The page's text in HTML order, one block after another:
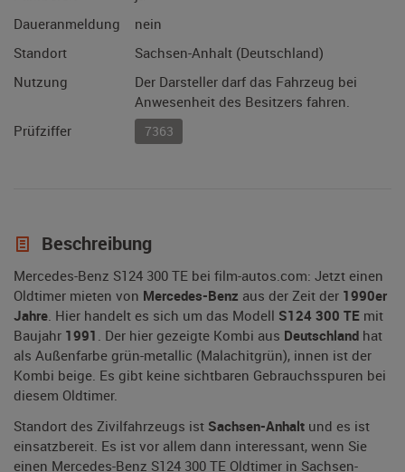
Daueranmeldung
nein
Standort
Sachsen-Anhalt (Deutschland)
Nutzung
Der Darsteller darf das Fahrzeug bei
Anwesenheit des Besitzers fahren.
Prüfziffer
7363
Beschreibung
Mercedes-Benz S124 300 TE bei film-autos.com: Jetzt einen
Oldtimer mieten von Mercedes-Benz aus der Zeit der 1990er
Jahre. Hier handelt es sich um das Modell S124 300 TE mit
Baujahr 1991 . Der hier gezeigte Kombi aus Deutschland hat
als Außenfarbe grün-metallic (Malachitgrün), innen ist der
Kombi beige. Es gibt keine sichtbaren Gebrauchsspuren bei
diesem Oldtimer.
Standort des Zivilfahrzeugs ist Sachsen-Anhalt und es ist
einsatzbereit. Es ist vor allem dann interessant, wenn Sie
einen Mercedes-Benz S124 300 TE Oldtimer in Sachsen-